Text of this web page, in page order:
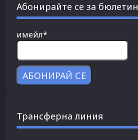
Абонирайте се за бюлетин
имейл*
Трансферна линия